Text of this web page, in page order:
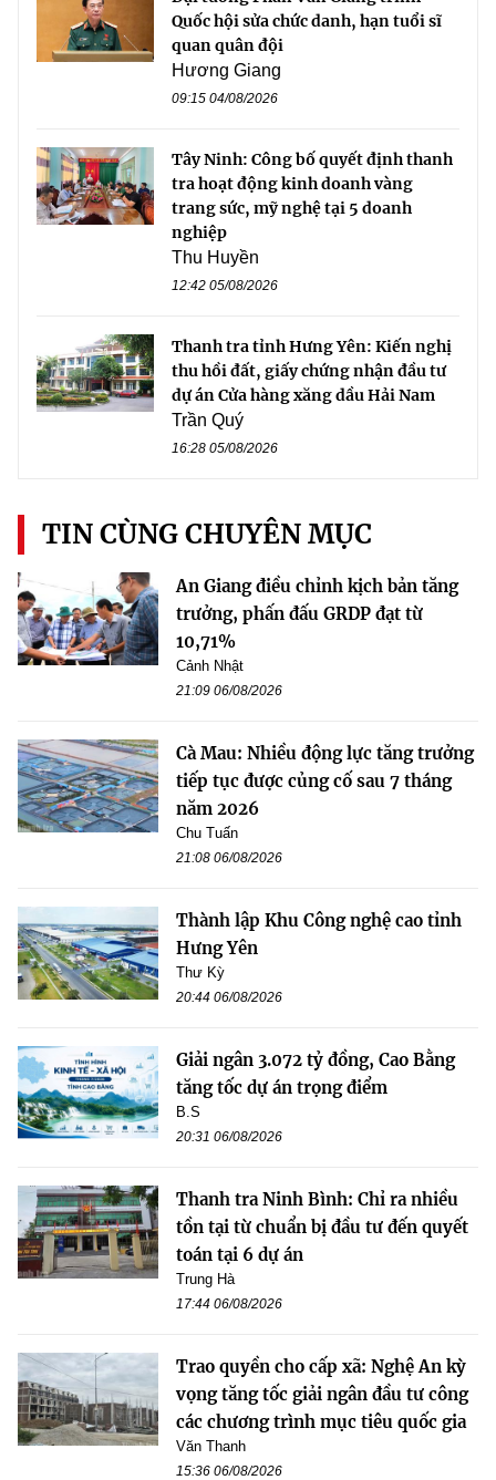
Quốc hội sửa chức danh, hạn tuổi sĩ
quan quân đội
Hương Giang
09:15 04/08/2026
Tây Ninh: Công bố quyết định thanh
tra hoạt động kinh doanh vàng
trang sức, mỹ nghệ tại 5 doanh
nghiệp
Thu Huyền
12:42 05/08/2026
Thanh tra tỉnh Hưng Yên: Kiến nghị
thu hồi đất, giấy chứng nhận đầu tư
dự án Cửa hàng xăng dầu Hải Nam
Trần Quý
16:28 05/08/2026
TIN CÙNG CHUYÊN MỤC
An Giang điều chỉnh kịch bản tăng
trưởng, phấn đấu GRDP đạt từ
10,71%
Cảnh Nhật
21:09 06/08/2026
Cà Mau: Nhiều động lực tăng trưởng
tiếp tục được củng cố sau 7 tháng
năm 2026
Chu Tuấn
21:08 06/08/2026
Thành lập Khu Công nghệ cao tỉnh
Hưng Yên
Thư Kỳ
20:44 06/08/2026
Giải ngân 3.072 tỷ đồng, Cao Bằng
tăng tốc dự án trọng điểm
B.S
20:31 06/08/2026
Thanh tra Ninh Bình: Chỉ ra nhiều
tồn tại từ chuẩn bị đầu tư đến quyết
toán tại 6 dự án
Trung Hà
17:44 06/08/2026
Trao quyền cho cấp xã: Nghệ An kỳ
vọng tăng tốc giải ngân đầu tư công
các chương trình mục tiêu quốc gia
Văn Thanh
15:36 06/08/2026